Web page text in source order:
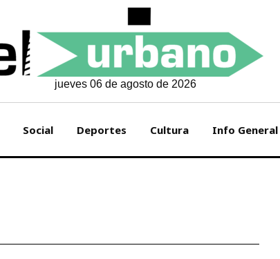
jueves 06 de agosto de 2026
Social Deportes Cultura Info General